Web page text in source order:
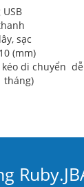
sạc
(mm)
kéo di chuyển
tháng)